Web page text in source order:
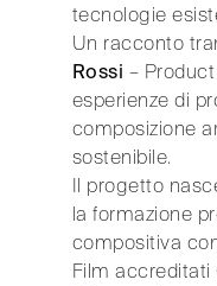
tecnologie
Un racconto
Rossi –
esperienze di
composizione
sostenibile.
Il progetto
la formazione
compositiva
Film accreditati